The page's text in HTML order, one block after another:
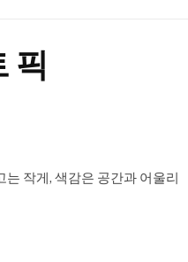
픽
는 작게, 색감은 공간과 어울리